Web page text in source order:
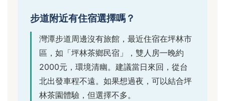
步道附近有住宿選擇嗎？
灣潭步道周邊沒有旅館，最近住宿在坪林市
區，如「坪林茶鄉民宿」，雙人房一晚約
2000元，環境清幽。建議當日來回，從台
北出發車程不遠。如果想過夜，可以結合坪
林茶園體驗，但選擇不多。